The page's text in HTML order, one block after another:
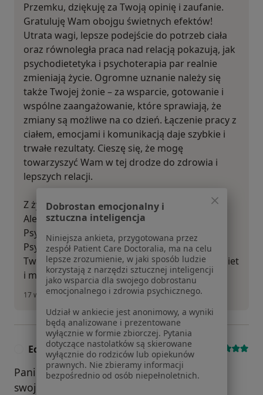
Przemku, dziękuję za Twoją opinię i zaufanie.
Gratuluję Wam obojgu świetnych efektów!
Utrata wagi, lepsze podejście do potrzeb ciała
oraz równoległa praca nad relacją pokazują, jak
psychodietetyka i psychoterapia par realnie
zmieniają życie. Ogromne uznanie należy się
także Twojej żonie – za wsparcie, gotowanie i
wspólne zaangażowanie, które sprawiają, że
zmiany są możliwe na co dzień. Łączenie pracy z
ciałem, emocjami i komunikacją daje szybkie i
trwałe rezultaty. Cieszę się, że mogę
towarzyszyć Wam w tej drodze do zdrowia i
lepszych relacji.
Z życzliwością i uznaniem,
Aleksandra Świerkosz
Psychoterapeutka | Psychotraumatolog |
Psychodietetyczka
Twórczyni metody Holistic Pro-Self® – dla kobiet
i mężczyzn w procesie zmiany
17 września 2025
Edyta Numer telefonu zweryfikowany
Pani Aleksandra to wspaniały fachowiec w
swojej dziedzinie , dzięki niej wróciłam do
Dobrostan emocjonalny i
sztuczna inteligencja
Niniejsza ankieta, przygotowana przez
zespół Patient Care Doctoralia, ma na celu
lepsze zrozumienie, w jaki sposób ludzie
korzystają z narzędzi sztucznej inteligencji
jako wsparcia dla swojego dobrostanu
emocjonalnego i zdrowia psychicznego.
Udział w ankiecie jest anonimowy, a wyniki
będą analizowane i prezentowane
wyłącznie w formie zbiorczej. Pytania
dotyczące nastolatków są skierowane
wyłącznie do rodziców lub opiekunów
prawnych. Nie zbieramy informacji
bezpośrednio od osób niepełnoletnich.